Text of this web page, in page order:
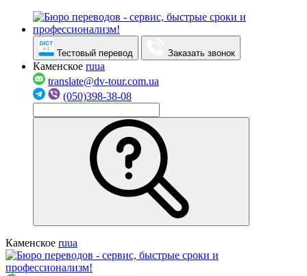
Тестовый перевод Заказать звонок
Каменское ruua
translate@dv-tour.com.ua
(050)398-38-08
Каменское ruua